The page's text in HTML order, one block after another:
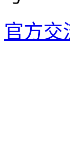
官方交